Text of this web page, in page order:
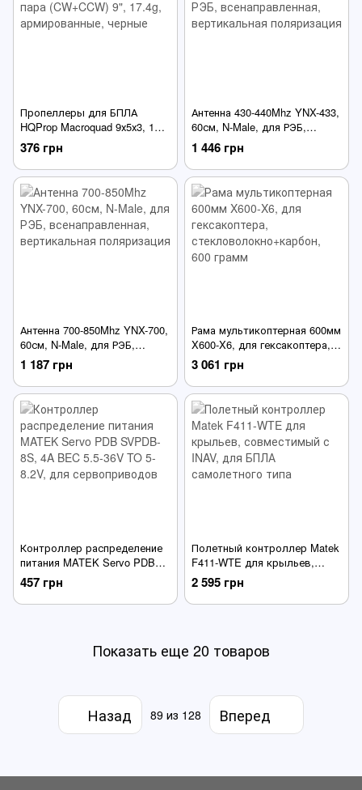
Пропеллеры для БПЛА
HQProp Macroquad 9х5х3, 1
пара (CW+CCW) 9", 17.4g,
армированные, черные
376 грн
Антенна 430-440Mhz YNX-433,
60см, N-Male, для РЭБ,
всенаправленная,
вертикальная поляризация
1 446 грн
Антенна 700-850Mhz YNX-700,
60см, N-Male, для РЭБ,
всенаправленная,
вертикальная поляризация
1 187 грн
Рама мультикоптерная 600мм
X600-X6, для гексакоптера,
стекловолокно+карбон, 600
грамм
3 061 грн
Контроллер распределение
питания MATEK Servo PDB
SVPDB-8S, 4A BEC 5.5-36V
TO 5-8.2V, для
сервоприводов
457 грн
Полетный контроллер Matek
F411-WTE для крыльев,
совместимый с INAV, для
БПЛА самолетного типа
2 595 грн
Показать еще 20 товаров
Назад 89 из 128 Вперед